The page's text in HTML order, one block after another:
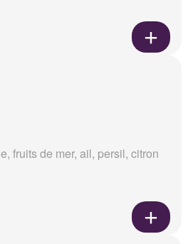
fruits de mer, ail, persil, citron